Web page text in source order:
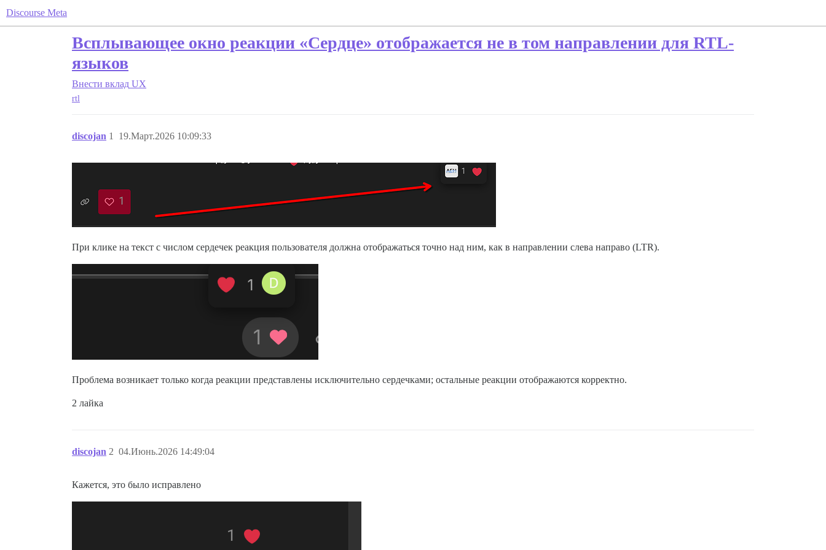
Discourse Meta
Всплывающее окно реакции «Сердце» отображается не в том направлении для RTL-
языков
Внести вклад UX
rtl
discojan 19.Март.2026 10:09:33
1
При клике на текст с числом сердечек реакция пользователя должна отображаться точно над ним, как в направлении слева направо (LTR).
Проблема возникает только когда реакции представлены исключительно сердечками; остальные реакции отображаются корректно.
2 лайка
discojan 04.Июнь.2026 14:49:04
2
Кажется, это было исправлено